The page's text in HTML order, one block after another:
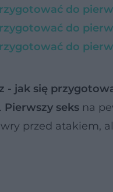
do
do
do
- jak się
Pierwszy seks na
przed atakiem,